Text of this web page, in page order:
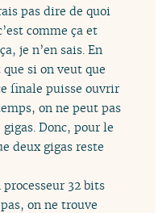
pas dire de quoi
comme ça et
je n’en sais. En
si on veut que
finale puisse ouvrir
on ne peut pas
Donc, pour le
deux gigas reste
32 bits
on ne trouve